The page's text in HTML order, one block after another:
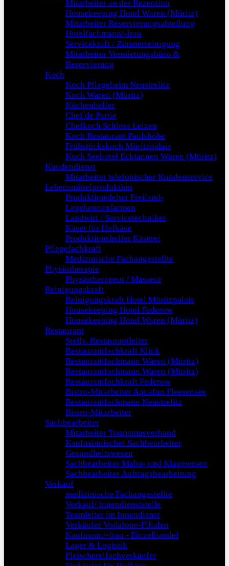
Mitarbeiter an der Rezeption
Housekeeping Hotel Waren (Müritz)
Mitarbeiter Reservierungsabteilung
Hotelfachmann/-frau
Servicekraft / Zimmerreinigung
Mitarbeiter Vermietungsbüro &
Reservierung
Koch
Koch Pflegeheim Neustrelitz
Koch Waren (Müritz)
Küchenhelfer
Chef de Partie
Chefkoch Schloss Leizen
Koch Restaurant Paulshöhe
Frühstückskoch Müritzpalais
Koch Seehotel Ecktannen Waren (Müritz)
Kundendienst
Mitarbeiter telefonischer Kundenservice
Lebensmittelproduktion
Produktionsleiter Freiland-
Legehennenfarmen
Landwirt / Servicetechniker
Käser für Hofkäse
Produktionshelfer Käserei
Pflegefachkraft
Medizinische Fachangestellte
Physiotherapie
Physiotherapeut / Masseur
Reinigungskraft
Reinigungskraft Hotel Müritzpalais
Housekeeping Hotel Federow
Housekeeping Hotel Waren (Müritz)
Restaurant
Stellv. Restaurantleiter
Restaurantfachkraft Klink
Restaurantfachmann Waren (Müritz)
Restaurantfachmann Waren (Müritz)
Restaurantfachkraft Federow
Bistro-Mitarbeiter Aquafun Fleesensee
Restaurantfachmann Neustrelitz
Bistro-Mitarbeiter
Sachbearbeiter
Mitarbeiter Tourismusverband
Kaufmännischer Sachbearbeiter
Gesundheitswesen
Sachbearbeiter Mahn- und Klagewesen
Sachbearbeiter Auftragsbearbeitung
Verkauf
medizinische Fachangestellte
Verkauf/ Innendienststelle
Teamleiter im Innendienst
Verkäufer Vodafone-Filialen
Kaufmann/-frau - Einzelhandel
Lager & Logistik
Fleischereifachverkäufer